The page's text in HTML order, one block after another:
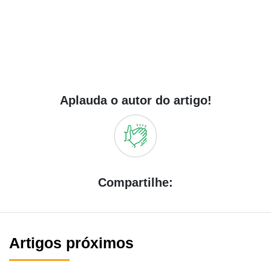
Aplauda o autor do artigo!
Compartilhe:
Artigos próximos